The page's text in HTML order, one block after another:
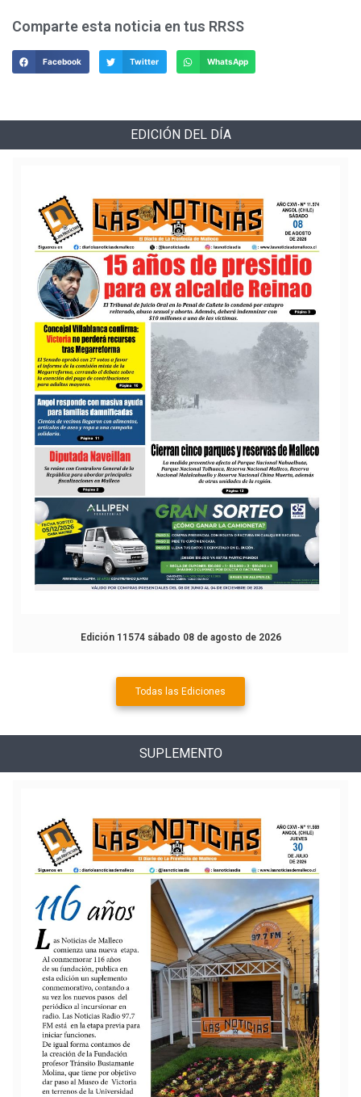
Comparte esta noticia en tus RRSS
Facebook Twitter WhatsApp
EDICIÓN DEL DÍA
Edición 11574 sábado 08 de agosto de 2026
Todas las Ediciones
SUPLEMENTO